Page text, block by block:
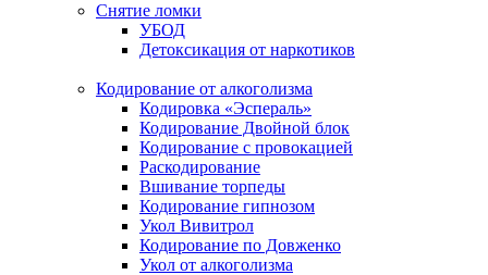
Снятие ломки
УБОД
Детоксикация от наркотиков
Кодирование от алкоголизма
Кодировка «Эспераль»
Кодирование Двойной блок
Кодирование с провокацией
Раскодирование
Вшивание торпеды
Кодирование гипнозом
Укол Вивитрол
Кодирование по Довженко
Укол от алкоголизма